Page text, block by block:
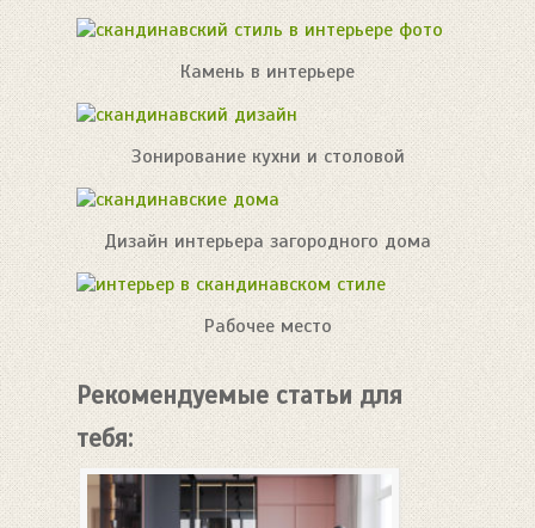
Камень в интерьере
Зонирование кухни и столовой
Дизайн интерьера загородного дома
Рабочее место
Рекомендуемые статьи для
тебя: